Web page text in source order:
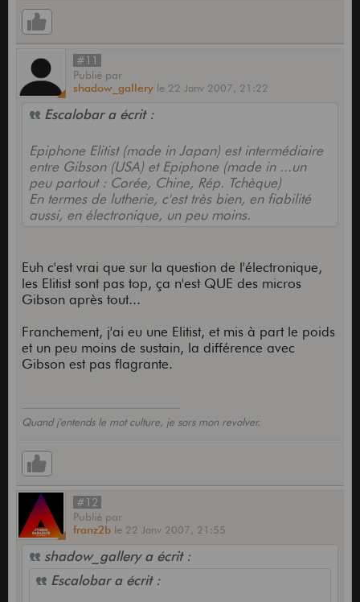
#11
Publié par
shadow_gallery le 22 Janv 2007, 21:22
Escalobar a écrit :
Epiphone Elitist (made in Japan) est intermédiaire
entre Gibson (USA) et Epiphone (made in ...un
peu partout : Corée, Chine, Rép. Tchèque)
En termes de lutherie, c'est très bien, en fiabilité
aussi, en électronique, un peu moins.
Euh c'est vrai que sur la question de l'électronique,
les Elitist sont pas top, ça n'est QUE des micros
Gibson après tout...
Franchement, j'ai eu une Elitist, et mis à part le poids
et un peu moins de sustain, la différence avec
Gibson est pas flagrante.
Quand j'entends le mot culture, je sors mon revolver.
#12
Publié par
franz2b le 22 Janv 2007, 21:55
shadow_gallery a écrit :
Escalobar a écrit :